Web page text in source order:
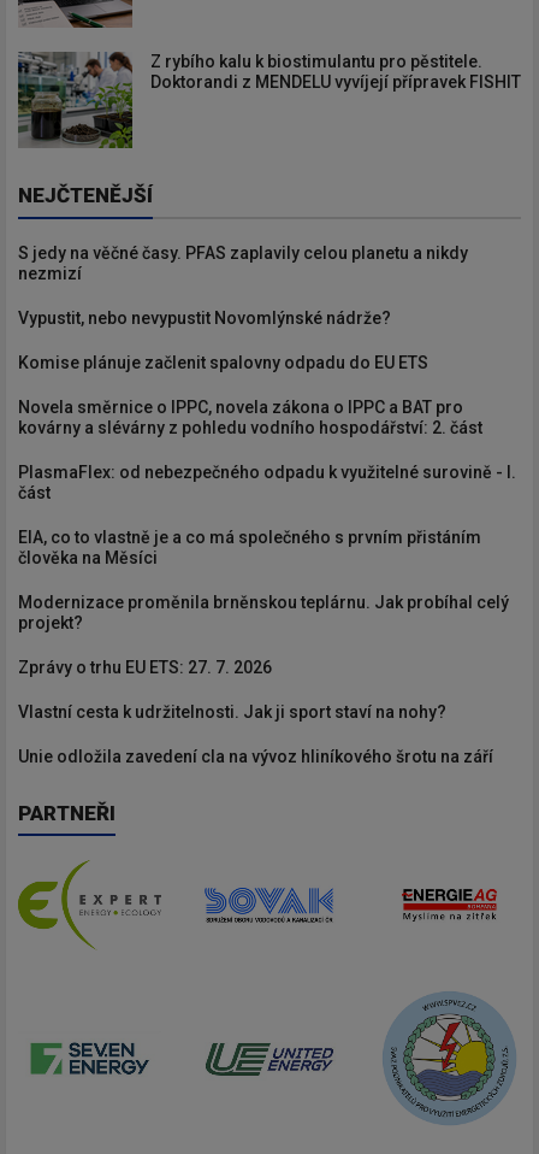
Z rybího kalu k biostimulantu pro pěstitele.
Doktorandi z MENDELU vyvíjejí přípravek FISHIT
NEJČTENĚJŠÍ
S jedy na věčné časy. PFAS zaplavily celou planetu a nikdy
nezmizí
Vypustit, nebo nevypustit Novomlýnské nádrže?
Komise plánuje začlenit spalovny odpadu do EU ETS
Novela směrnice o IPPC, novela zákona o IPPC a BAT pro
kovárny a slévárny z pohledu vodního hospodářství: 2. část
PlasmaFlex: od nebezpečného odpadu k využitelné surovině - I.
část
EIA, co to vlastně je a co má společného s prvním přistáním
člověka na Měsíci
Modernizace proměnila brněnskou teplárnu. Jak probíhal celý
projekt?
Zprávy o trhu EU ETS: 27. 7. 2026
Vlastní cesta k udržitelnosti. Jak ji sport staví na nohy?
Unie odložila zavedení cla na vývoz hliníkového šrotu na září
PARTNEŘI